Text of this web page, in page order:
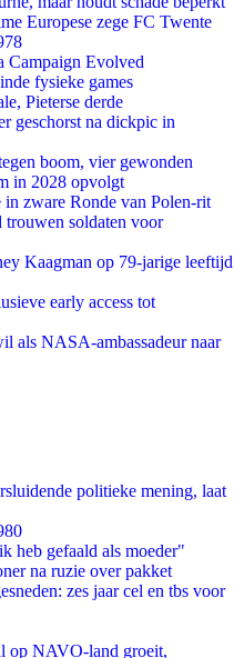
Europese zege FC Twente
Campaign Evolved
fysieke games
Pieterse derde
geschorst na dickpic in
boom, vier gewonden
in 2028 opvolgt
in zware Ronde van Polen-rit
soldaten voor
Kaagman op 79-jarige leeftijd
early access tot
als NASA-ambassadeur naar
politieke mening, laat
heb gefaald als moeder"
na ruzie over pakket
zes jaar cel en tbs voor
op NAVO-land groeit,